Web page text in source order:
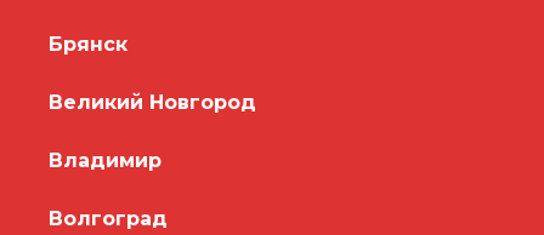
Брянск
Великий Новгород
Владимир
Волгоград